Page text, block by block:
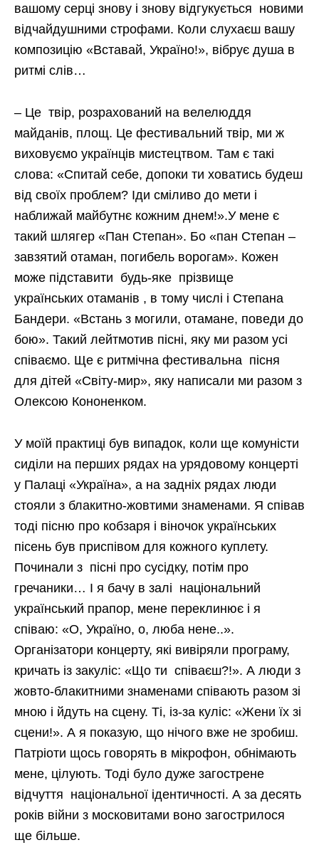
вашому серці знову і знову відгукується новими
відчайдушними строфами. Коли слухаєш вашу
композицію «Вставай, Україно!», вібрує душа в
ритмі слів…
– Це твір, розрахований на велелюддя
майданів, площ. Це фестивальний твір, ми ж
виховуємо українців мистецтвом. Там є такі
слова: «Спитай себе, допоки ти ховатись будеш
від своїх проблем? Іди сміливо до мети і
наближай майбутнє кожним днем!».У мене є
такий шлягер «Пан Степан». Бо «пан Степан –
завзятий отаман, погибель ворогам». Кожен
може підставити будь-яке прізвище
українських отаманів , в тому числі і Степана
Бандери. «Встань з могили, отамане, поведи до
бою». Такий лейтмотив пісні, яку ми разом усі
співаємо. Ще є ритмічна фестивальна пісня
для дітей «Світу-мир», яку написали ми разом з
Олексою Кононенком.
У моїй практиці був випадок, коли ще комуністи
сиділи на перших рядах на урядовому концерті
у Палаці «Україна», а на задніх рядах люди
стояли з блакитно-жовтими знаменами. Я співав
тоді пісню про кобзаря і віночок українських
пісень був приспівом для кожного куплету.
Починали з пісні про сусідку, потім про
гречаники… І я бачу в залі національний
український прапор, мене переклинює і я
співаю: «О, Україно, о, люба нене..».
Організатори концерту, які вивіряли програму,
кричать із закуліс: «Що ти співаєш?!». А люди з
жовто-блакитними знаменами співають разом зі
мною і йдуть на сцену. Ті, із-за куліс: «Жени їх зі
сцени!». А я показую, що нічого вже не зробиш.
Патріоти щось говорять в мікрофон, обнімають
мене, цілують. Тоді було дуже загострене
відчуття національної ідентичності. А за десять
років війни з московитами воно загострилося
ще більше.